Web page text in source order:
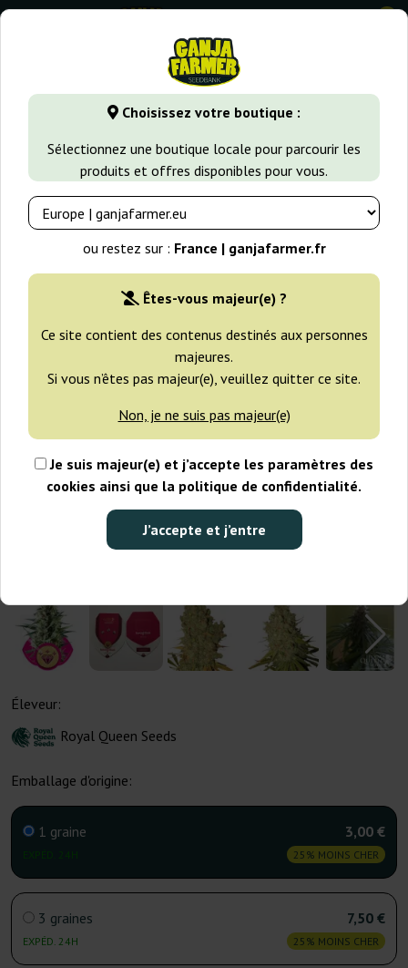
Choisissez votre boutique :
Sélectionnez une boutique locale pour parcourir les
produits et offres disponibles pour vous.
ou restez sur : France | ganjafarmer.fr
Êtes-vous majeur(e) ?
Ce site contient des contenus destinés aux personnes
majeures.
Si vous n’êtes pas majeur(e), veuillez quitter ce site.
Non, je ne suis pas majeur(e)
Je suis majeur(e) et j’accepte les paramètres des
cookies ainsi que la politique de confidentialité.
J’accepte et j’entre
0
GanjaFarmer.fr Variétés de Cannabis Kush Special
-25%
+gratisie
Éleveur:
Royal Queen Seeds
Emballage d'origine:
1 graine 3,00 €
25% MOINS CHER
3 graines
EXPÉD. 24H
7,50 €
25% MOINS CHER